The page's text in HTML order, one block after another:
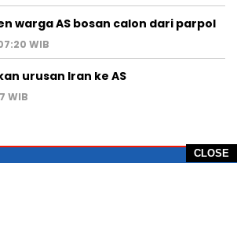
CLOSE
warga AS bosan calon dari parpol
WIB
urusan Iran ke AS
WIB